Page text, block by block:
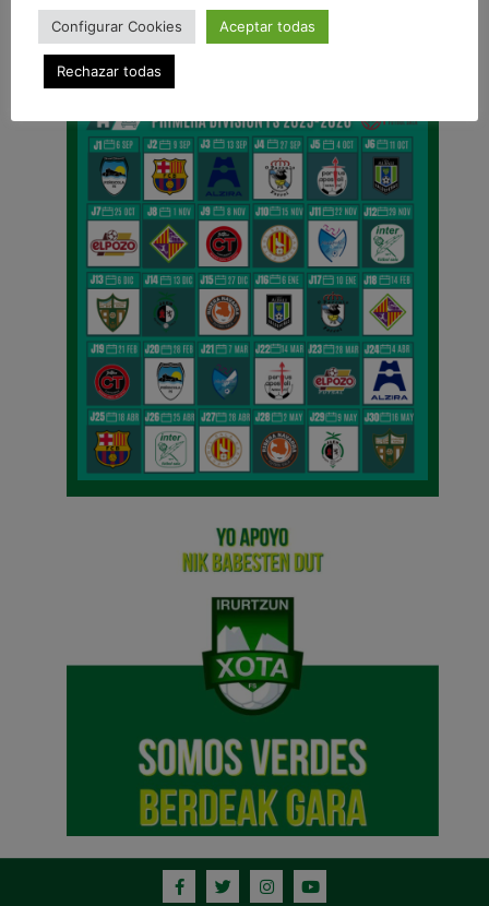
CALENDARIO DE LIGA
Configurar Cookies Aceptar todas
Rechazar todas